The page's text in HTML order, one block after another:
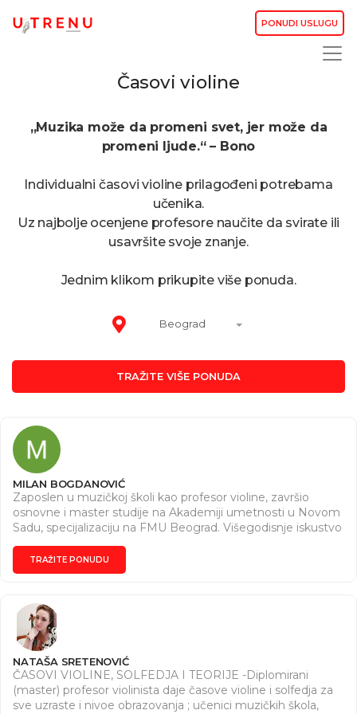
PONUDI USLUGU
Časovi violine
„Muzika može da promeni svet, jer može da
promeni ljude.“ – Bono
Individualni časovi violine prilagođeni potrebama
učenika.
Uz najbolje ocenjene profesore naučite da svirate ili
usavršite svoje znanje.
Jednim klikom prikupite više ponuda.
Beograd
TRAŽITE VIŠE PONUDA
MILAN BOGDANOVIĆ
Zaposlen u muzičkoj školi kao profesor violine, završio
osnovne i master studije na Akademiji umetnosti u Novom
Sadu, specijalizaciju na FMU Beograd. Višegodisnje iskustvo
rada sa učenicima...spremanje za takmičenja (republičko
takmičenje)
TRAŽITE PONUDU
NATAŠA SRETENOVIĆ
ČASOVI VIOLINE, SOLFEDJA I TEORIJE -Diplomirani
(master) profesor violinista daje časove violine i solfedja za
sve uzraste i nivoe obrazovanja ; učenici muzičkih škola,